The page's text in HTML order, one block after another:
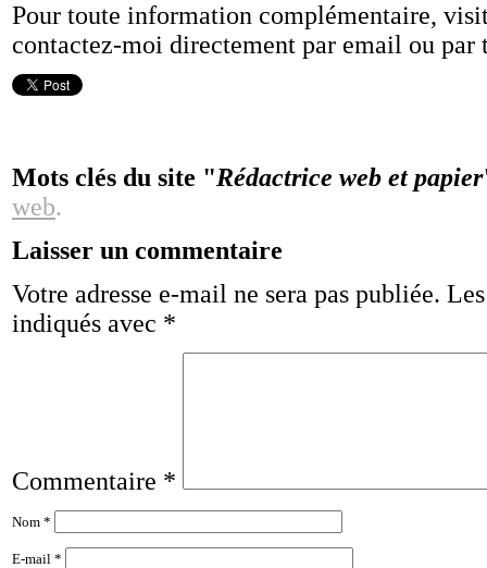
Pour toute information complémentaire,
contactez-moi directement par email ou par
Mots clés du site "Rédactrice web et papier
web.
Laisser un commentaire
Votre adresse e-mail ne sera pas publiée.
indiqués avec *
Commentaire *
Nom *
E-mail *